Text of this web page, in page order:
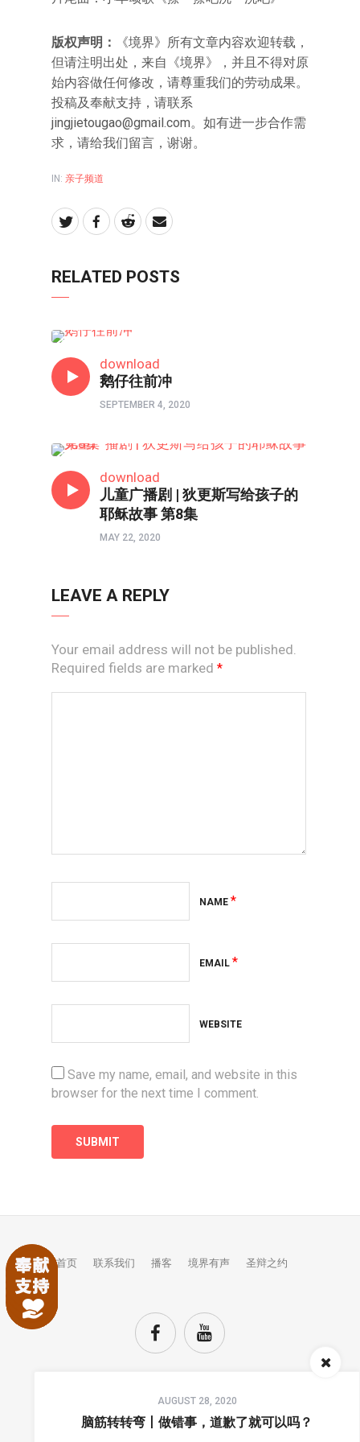
版权声明：
《境界》所有文章内容欢迎转载，
但请注明出处，来自《境界》，并且不得对原
始内容做任何修改，请尊重我们的劳动成果。
投稿及奉献支持，请联系
jingjietougao@gmail.com。如有进一步合作需
求，请给我们留言，谢谢。
IN: 亲子频道
RELATED POSTS
download
鹅仔往前冲
SEPTEMBER 4, 2020
download
儿童广播剧 | 狄更斯写给孩子的
耶稣故事 第8集
MAY 22, 2020
LEAVE A REPLY
Your email address will not be published.
Required fields are marked *
NAME *
EMAIL *
WEBSITE
Save my name, email, and website in this
browser for the next time I comment.
AUGUST 28, 2020
脑筋转转弯丨做错事，道歉了就可以吗？
首页 联系我们 播客 境界有声 圣辩之约
TOP